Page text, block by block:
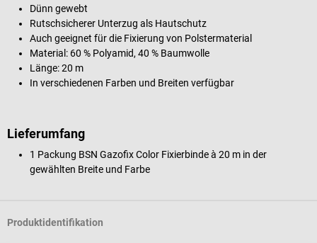
Dünn gewebt
Rutschsicherer Unterzug als Hautschutz
Auch geeignet für die Fixierung von Polstermaterial
Material: 60 % Polyamid, 40 % Baumwolle
Länge: 20 m
In verschiedenen Farben und Breiten verfügbar
Lieferumfang
1 Packung BSN Gazofix Color Fixierbinde à 20 m in der
gewählten Breite und Farbe
Produktidentifikation